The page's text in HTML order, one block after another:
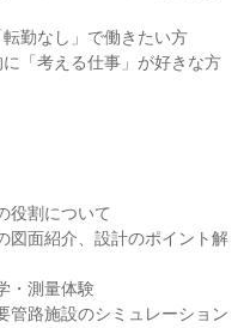
勤なし」で働きたい方
「考える仕事」が好きな方
役割について
図面紹介、設計のポイント解
・測量体験
管路施設のシミュレーション